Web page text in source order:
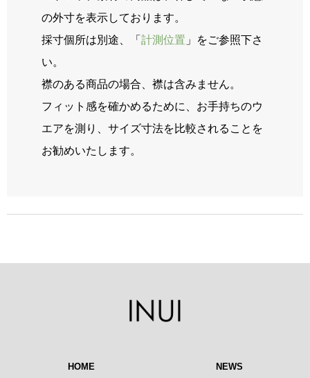
の外寸を表示しております。
採寸個所は別途、「 計測位置 」をご参照下さ
い。
襟のある商品の場合、襟は含みません。
フィット感を確かめるために、お手持ちのウ
エアを測り、サイズ寸法を比較されることを
お勧めいたします。
HOME NEWS